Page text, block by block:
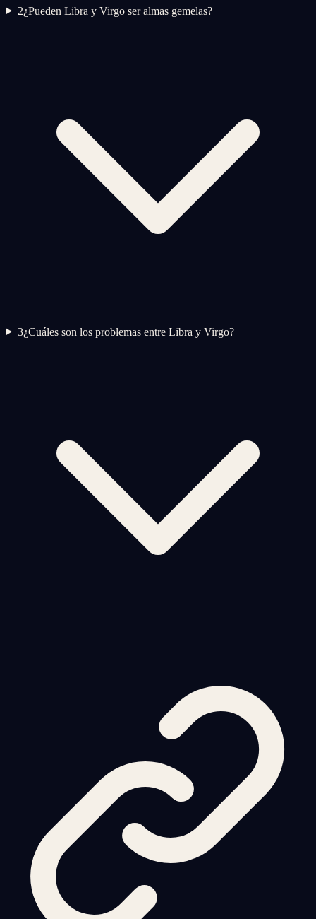
2¿Pueden Libra y Virgo ser almas gemelas?
3¿Cuáles son los problemas entre Libra y Virgo?